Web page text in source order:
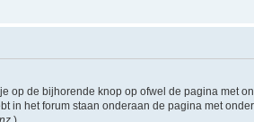
op de bijhorende knop op ofwel de pagina met
het forum staan onderaan de pagina met